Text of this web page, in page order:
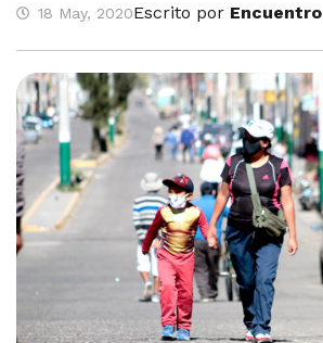
18 May, 2020Escrito por Encuentro